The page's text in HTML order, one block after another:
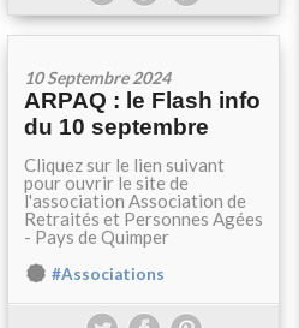
10 Septembre 2024
ARPAQ : le Flash info
du 10 septembre
Cliquez sur le lien suivant
pour ouvrir le site de
l'association Association de
Retraités et Personnes Agées
- Pays de Quimper
#Associations